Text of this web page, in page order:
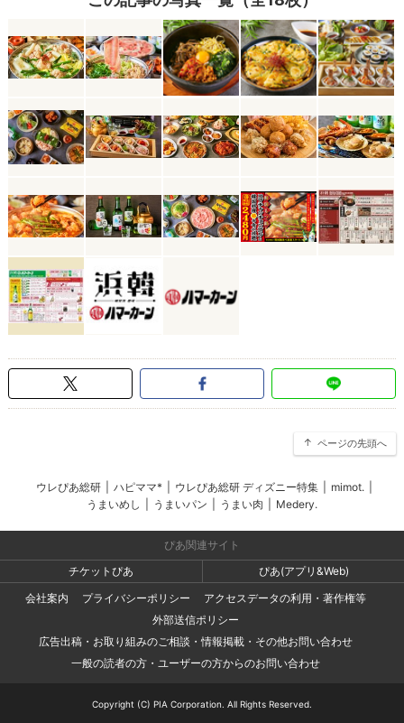
ページの先頭へ
ウレぴあ総研 ハピママ* ウレぴあ総研 ディズニー特集 mimot.
うまいめし
うまいパン うまい肉 Medery.
ぴあ関連サイト
チケットぴあ
ぴあ(アプリ&Web)
会社案内
プライバシーポリシー
アクセスデータの利用・著作権等
外部送信ポリシー
広告出稿・お取り組みのご相談・情報掲載・その他お問い合わせ
一般の読者の方・ユーザーの方からのお問い合わせ
Copyright (C) PIA Corporation. All Rights Reserved.